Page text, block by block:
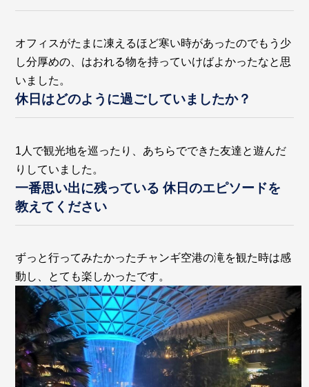
オフィスがたまに凍えるほど寒い時があったのでもう少
し分厚めの、はおれる物を持っていけばよかったなと思
いました。
休日はどのように過ごしていましたか？
1人で観光地を巡ったり、あちらでできた友達と遊んだ
りしていました。
一番思い出に残っている 休日のエピソードを
教えてください
ずっと行ってみたかったチャンギ空港の滝を観た時は感
動し、とても楽しかったです。